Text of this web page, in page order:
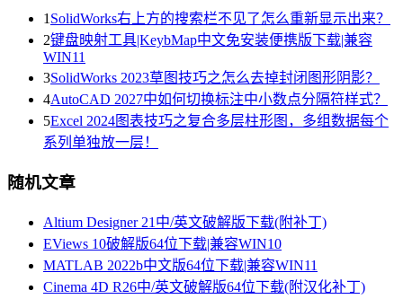
1 SolidWorks右上方的搜索栏不见了怎么重新显示出来？
2键盘映射工具|KeybMap中文免安装便携版下载|兼容
WIN11
3SolidWorks 2023草图技巧之怎么去掉封闭图形阴影？
4AutoCAD 2027中如何切换标注中小数点分隔符样式？
5Excel 2024图表技巧之复合多层柱形图，多组数据每个
系列单独放一层！
随机文章
Altium Designer 21中/英文破解版下载(附补丁)
EViews 10破解版64位下载|兼容WIN10
MATLAB 2022b中文版64位下载|兼容WIN11
Cinema 4D R26中/英文破解版64位下载(附汉化补丁)